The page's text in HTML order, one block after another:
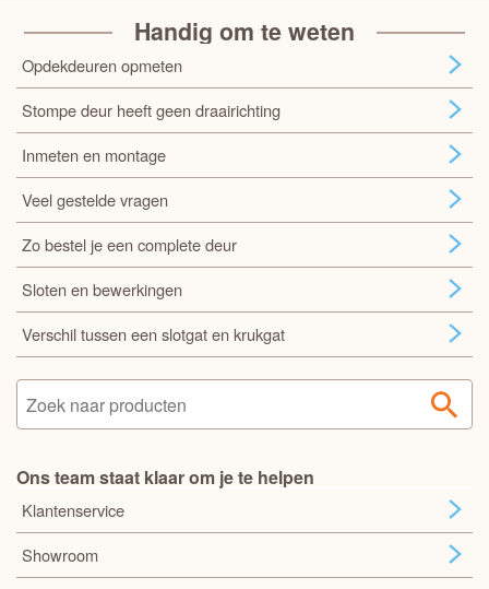
Handig om te weten
Opdekdeuren opmeten
Stompe deur heeft geen draairichting
Inmeten en montage
Veel gestelde vragen
Zo bestel je een complete deur
Sloten en bewerkingen
Verschil tussen een slotgat en krukgat
Ons team staat klaar om je te helpen
Klantenservice
Showroom